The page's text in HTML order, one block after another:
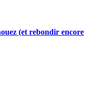
(et rebondir encore